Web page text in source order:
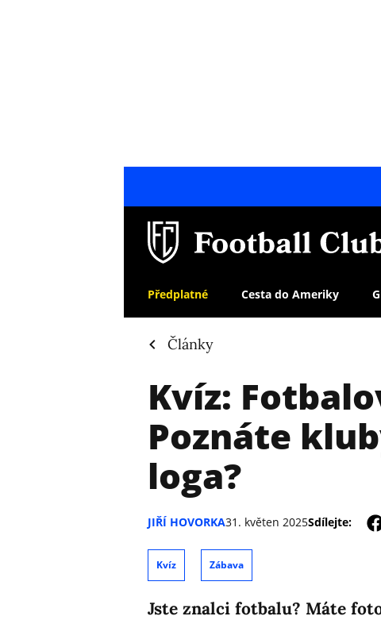
Předplatné Cesta do Ameriky
Články
Kvíz:
Poznáte
loga?
JIŘÍ HOVORKA31. květen 2025Sdílejte:
Kvíz Zábava
Jste znalci fotbalu? Máte